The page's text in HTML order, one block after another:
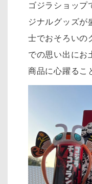
ゴジラショップ
ジナルグッズが
士でおそろいの
での思い出にお
商品に心躍るこ